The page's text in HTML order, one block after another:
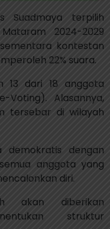
Suadmaya terpilih
2024-2029
kontestan
22% suara.
13 dari 18 anggota
Voting). Alasannya,
tersebar di wilayah
demokratis dengan
anggota yang
diri.
akan diberikan
struktur